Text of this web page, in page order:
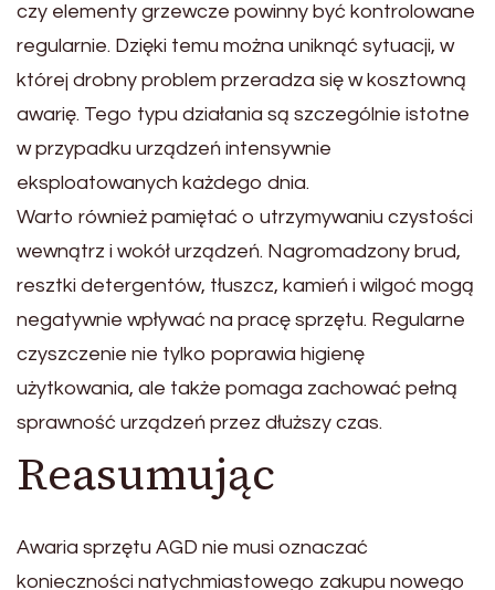
czy elementy grzewcze powinny być kontrolowane
regularnie. Dzięki temu można uniknąć sytuacji, w
której drobny problem przeradza się w kosztowną
awarię. Tego typu działania są szczególnie istotne
w przypadku urządzeń intensywnie
eksploatowanych każdego dnia.
Warto również pamiętać o utrzymywaniu czystości
wewnątrz i wokół urządzeń. Nagromadzony brud,
resztki detergentów, tłuszcz, kamień i wilgoć mogą
negatywnie wpływać na pracę sprzętu. Regularne
czyszczenie nie tylko poprawia higienę
użytkowania, ale także pomaga zachować pełną
sprawność urządzeń przez dłuższy czas.
Reasumując
Awaria sprzętu AGD nie musi oznaczać
konieczności natychmiastowego zakupu nowego